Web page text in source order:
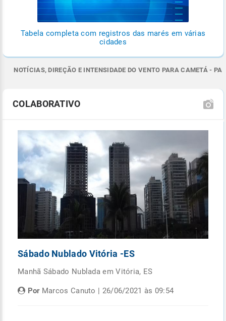
Tabela completa com registros das marés em várias
cidades
NOTÍCIAS, DIREÇÃO E INTENSIDADE DO VENTO PARA CAMETÁ - PA
COLABORATIVO
Sábado Nublado Vitória -ES
Manhã Sábado Nublada em Vitória, ES
PorMarcos Canuto | 26/06/2021 às 09:54